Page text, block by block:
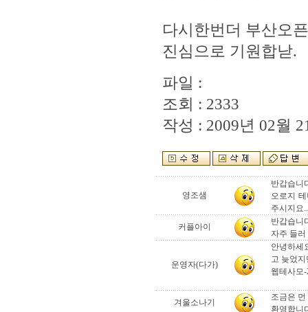
다시한번더 부산오
진심으로 기원합낟.
파일 :
조회 : 2333
작성 : 2009년 02월
영조샘
반갑습니
오로지
주시지요
커플아이
반갑습니
자주 들
운영자(다가)
안녕하세
고 늦었
웹테사모
겨울소나기
조금은
환영합니